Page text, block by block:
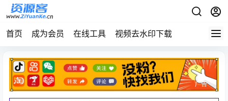
首页 成为会员 在线工具 视频去水印下载
广告